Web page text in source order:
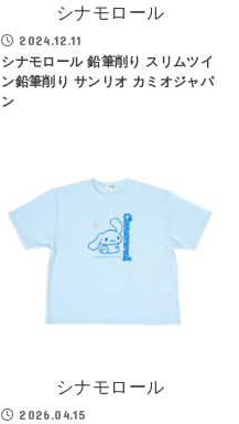
シナモロール
2024.12.11
シナモロール 鉛筆削り スリムツイ
ン鉛筆削り サンリオ カミオジャパ
ン
シナモロール
2026.04.15